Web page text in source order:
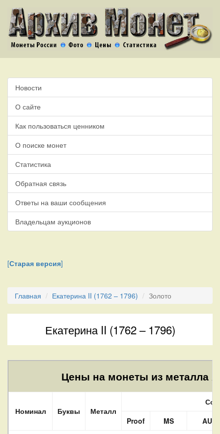
Новости
О сайте
Как пользоваться ценником
О поиске монет
Статистика
Обратная связь
Ответы на ваши сообщения
Владельцам аукционов
[Старая версия]
Главная Екатерина II (1762 – 1796) Золото
Екатерина II (1762 – 1796)
Цены на монеты из металла
Номинал Буквы Металл
Proof
MS
AU